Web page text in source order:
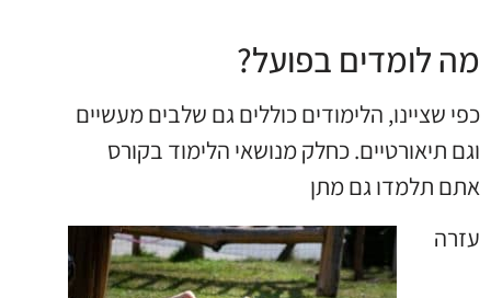
מה לומדים בפועל?
כפי שציינו, הלימודים כוללים גם שלבים מעשיים
וגם תיאורטיים. כחלק מנושאי הלימוד בקורס
אתם תלמדו גם מתן
עזרה